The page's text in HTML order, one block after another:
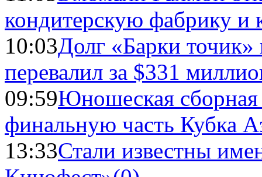
кондитерскую фабрику и
10:03Долг «Барки
перевалил за $331
09:59Юношеская
финальную часть Кубка
13:33Стали известны